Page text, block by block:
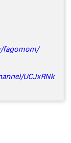
fagomom/
UCJxRNk